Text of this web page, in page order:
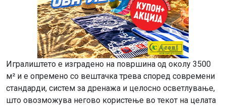
Игралиштето е изградено на површина од околу 3500
м² и е опремено со вештачка трева според современи
стандарди, систем за дренажа и целосно осветлување,
што овозможува негово користење во текот на целата